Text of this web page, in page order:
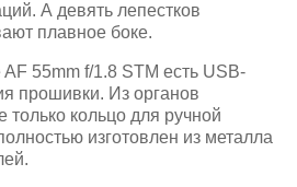
А девять лепестков
плавное боке.
55mm f/1.8 STM есть USB-
прошивки. Из органов
только кольцо для ручной
изготовлен из металла